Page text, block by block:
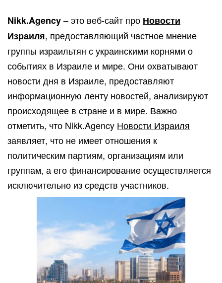
Nikk.Agency– это веб-сайт про Новости
Израиля, предоставляющий частное мнение
группы израильтян с украинскими корнями о
событиях в Израиле и мире. Они охватывают
новости дня в Израиле, предоставляют
информационную ленту новостей, анализируют
происходящее в стране и в мире. Важно
отметить, что Nikk.Agency Новости Израиля
заявляет, что не имеет отношения к
политическим партиям, организациям или
группам, а его финансирование осуществляется
исключительно из средств участников.